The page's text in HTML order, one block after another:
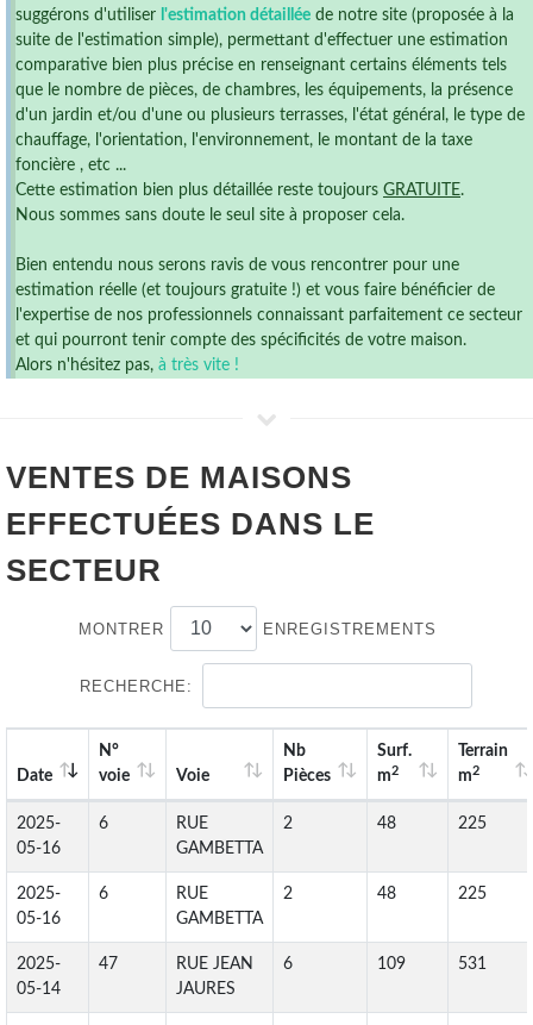
suggérons d'utiliser l'estimation détaillée de notre site (proposée à la
suite de l'estimation simple), permettant d'effectuer une estimation
comparative bien plus précise en renseignant certains éléments tels
que le nombre de pièces, de chambres, les équipements, la présence
d'un jardin et/ou d'une ou plusieurs terrasses, l'état général, le type de
chauffage, l'orientation, l'environnement, le montant de la taxe
foncière , etc ...
Cette estimation bien plus détaillée reste toujours GRATUITE.
Nous sommes sans doute le seul site à proposer cela.
Bien entendu nous serons ravis de vous rencontrer pour une
estimation réelle (et toujours gratuite !) et vous faire bénéficier de
l'expertise de nos professionnels connaissant parfaitement ce secteur
et qui pourront tenir compte des spécificités de votre maison.
Alors n'hésitez pas, à très vite !
VENTES DE MAISONS
EFFECTUÉES DANS LE
SECTEUR
MONTRER ENREGISTREMENTS
RECHERCHE:
Date
N°
voie
Voie
Nb
Pièces
Surf.
m2
Terrain
m2
2025-
05-16
6
RUE
GAMBETTA
2 48 225
2025-
05-16
6
RUE
GAMBETTA
2 48 225
2025-
05-14
47
RUE JEAN
JAURES
6 109 531